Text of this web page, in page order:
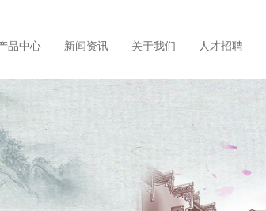
品中心 新闻资讯 关于我们 人才招聘